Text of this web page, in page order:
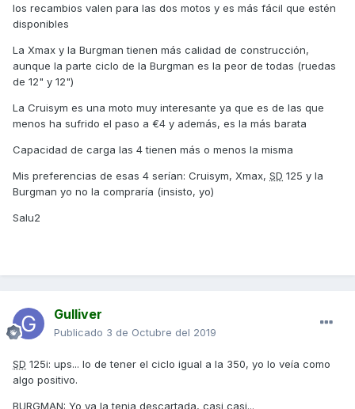
los recambios valen para las dos motos y es más fácil que estén
disponibles
La Xmax y la Burgman tienen más calidad de construcción,
aunque la parte ciclo de la Burgman es la peor de todas (ruedas
de 12" y 12")
La Cruisym es una moto muy interesante ya que es de las que
menos ha sufrido el paso a €4 y además, es la más barata
Capacidad de carga las 4 tienen más o menos la misma
Mis preferencias de esas 4 serían: Cruisym, Xmax, SD 125 y la
Burgman yo no la compraría (insisto, yo)
Salu2
Gulliver
Publicado 3 de Octubre del 2019
SD 125i: ups... lo de tener el ciclo igual a la 350, yo lo veía como
algo positivo.
BURGMAN: Yo ya la tenia descartada, casi casi...